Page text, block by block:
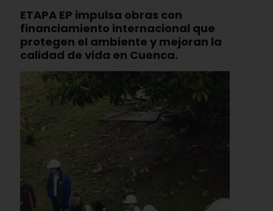
ETAPA EP impulsa obras con
financiamiento internacional que
protegen el ambiente y mejoran la
calidad de vida en Cuenca.